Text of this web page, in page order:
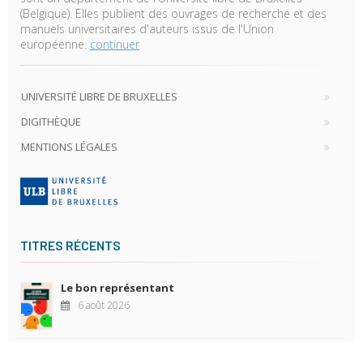
(Belgique). Elles publient des ouvrages de recherche et des
manuels universitaires d'auteurs issus de l'Union
européenne. continuer
UNIVERSITÉ LIBRE DE BRUXELLES
DIGITHÈQUE
MENTIONS LÉGALES
TITRES RÉCENTS
Le bon représentant
6 août 2026